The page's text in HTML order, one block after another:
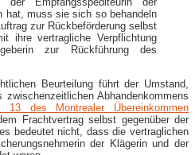
hat, muss sie sich so behandeln
zur Rückbeförderung selbst
ihre vertragliche Verpflichtung
zur Rückführung des
Beurteilung führt der Umstand,
Abhandenkommens
13 des Montrealer Übereinkommen
Frachtvertrag selbst gegenüber der
bedeutet nicht, dass die vertraglichen
der Klägerin und der